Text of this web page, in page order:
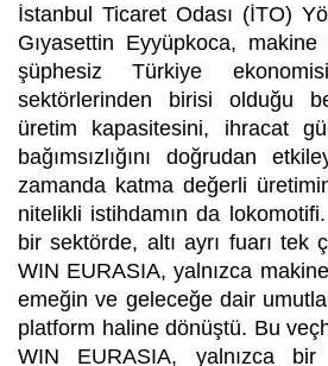
İstanbul Ticaret Odası (İTO)
Gıyasettin Eyyüpkoca,
şüphesiz Türkiye
sektörlerinden birisi olduğu
üretim kapasitesini, ihracat
bağımsızlığını doğrudan
zamanda katma değerli
nitelikli istihdamın da
bir sektörde, altı ayrı fuarı tek
WIN EURASIA, yalnızca
emeğin ve geleceğe dair
platform haline dönüştü. Bu
WIN EURASIA, yalnızca